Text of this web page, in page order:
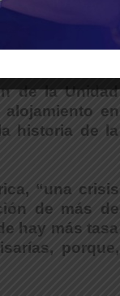
de la Unidad
alojamiento en
historia de la
“una crisis
de más de
hay más tasa
porque,